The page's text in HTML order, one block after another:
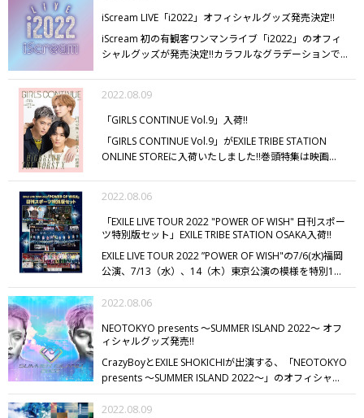
用し、優しい肌触りに仕上げました。長時間着用しても
痛みや違和感を覚えにくい“ストレスフリー”な仕様であ
りながら顔にフィットするよう形と着用感にもこだわ
クを実現!本体は洗って繰り返し使えるので、衛生的でサ
ステナブル!
ー使いしやすいデザインもポイントです☆彡
ックできる専用フィルターのご用意も♪フィルターを開
いてEXFIGHTマスクのメッシュ部分に入れるだけ、と取
スク生活を送りましょう!
iScream LIVE「i2022」オフィシャルグッズ発売決定!!
iScream 初の有観客ワンマンライブ「i2022」のオフィ
シャルグッズが発売決定!!カラフルなグラデーションで
すので、初LIVEの記念にぜひチェックしてください!!
【発売日】EXILE TRIBE STATION
売!!
「GIRLS CONTINUE Vol.9」入荷!!
2022.08.09
「GIRLS CONTINUE Vol.9」がEXILE TRIBE STATION
ONLINE STOREに入荷いたしました!!巻頭特集は映画
ペシャル鼎談を含む、30ページの大特集!!
してください!!
「EXILE LIVE TOUR 2022 "POWER OF WISH" 日刊スポー
ツ特別版セット」EXILE TRIBE STATION OSAKA入荷!!
2022.08.06
EXILE LIVE TOUR 2022 ”POWER OF WISH"の7/6(水)福岡
公演、7/13（水）、14（木）東京公演の模様を特別1面
に作り替えた、7/7（木）、13（水）、14（木）付の日
刊スポーツ3紙セット「EXILE LIVE TOUR 2022 "POWER
STATION OSAKAに本日入荷!!■特別1面掲載内容◆7/7付
EXILEが7月6日、福岡・ペイペイドームで全国ドームツ
アー「POWER OF WISH」初日公演を開催。20年2月以
来、２年５カ月ぶりのドームツアーでは、同年１１月に
グループ活動を卒業したATSUSHIが限定復活するなど、
１５人が勢ぞろい。「今しか見られないEXILE」を全国
NEOTOKYO presents ～SUMMER ISLAND 2022～ オフ
ィシャルグッズ発売!!
2022.08.06
CrazyBoyとEXILE SHOKICHIが出演する、「NEOTOKYO
presents ～SUMMER ISLAND 2022～」のオフィシャル
グッズが発売!!会場を彩るペンライトや、SUMMER
ISLAND 2022のロゴの入った定番アイテムはもちろん、
2022.08.09